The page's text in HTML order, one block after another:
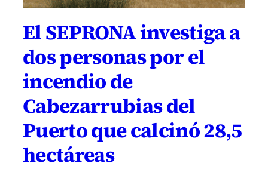
El SEPRONA investiga a
dos personas por el
incendio de
Cabezarrubias del
Puerto que calcinó 28,5
hectáreas